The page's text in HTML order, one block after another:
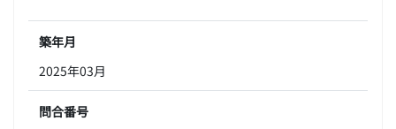
築年月
2025年03月
問合番号